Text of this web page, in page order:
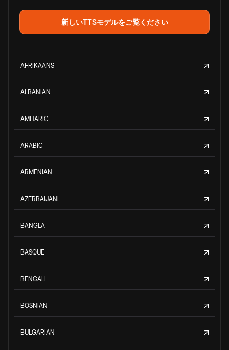
新しいTTSモデルをご覧ください
AFRIKAANS
ALBANIAN
AMHARIC
ARABIC
ARMENIAN
AZERBAIJANI
BANGLA
BASQUE
BENGALI
BOSNIAN
BULGARIAN